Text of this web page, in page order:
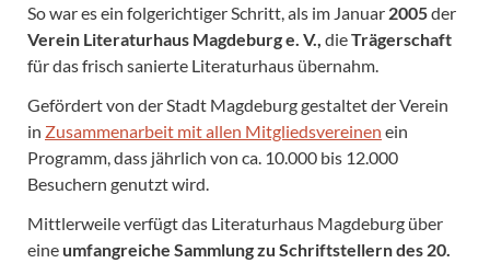
So war es ein folgerichtiger Schritt, als im Januar 2005der
Verein Literaturhaus Magdeburg e. V., dieTrägerschaft
für das frisch sanierte Literaturhaus übernahm.
Gefördert von der Stadt Magdeburg gestaltet der Verein
in Zusammenarbeit mit allen Mitgliedsvereinen ein
Programm, dass jährlich von ca. 10.000 bis 12.000
Besuchern genutzt wird.
Mittlerweile verfügt das Literaturhaus Magdeburg über
eine umfangreiche Sammlung zu Schriftstellern des 20.